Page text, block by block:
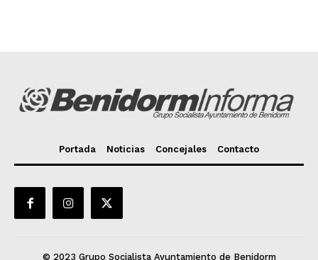
Portada Noticias Concejales Contacto
© 2023 Grupo Socialista Ayuntamiento de Benidorm